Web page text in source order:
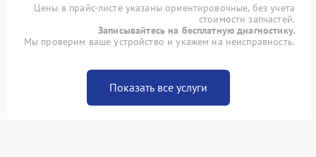
Цены в прайс-листе указаны ориентировочные, без учета
стоимости запчастей.
Записывайтесь на бесплатную диагностику.
Мы проверим ваше устройство и укажем на неисправность.
Показать все услуги